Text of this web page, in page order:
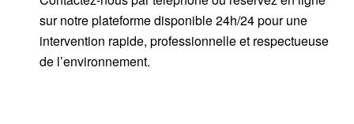
sur notre plateforme disponible 24h/24pour une
intervention rapide, professionnelle et respectueuse
de l’environnement.